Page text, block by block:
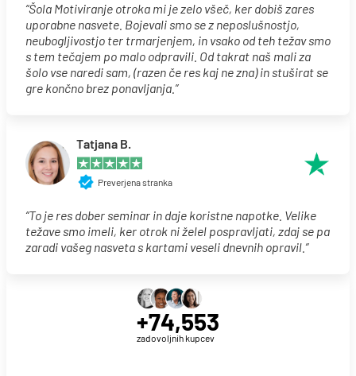
“Šola Motiviranje otroka mi je zelo všeč, ker dobiš zares
uporabne nasvete. Bojevali smo se z neposlušnostjo,
neubogljivostjo ter trmarjenjem, in vsako od teh težav smo
s tem tečajem po malo odpravili. Od takrat naš mali za
šolo vse naredi sam, (razen če res kaj ne zna) in stuširat se
gre končno brez ponavljanja.”
Tatjana B.
Preverjena stranka
“To je res dober seminar in daje koristne napotke. Velike
težave smo imeli, ker otrok ni želel pospravljati, zdaj se pa
zaradi vašeg nasveta s kartami veseli dnevnih opravil.”
+74,553
zadovoljnih kupcev